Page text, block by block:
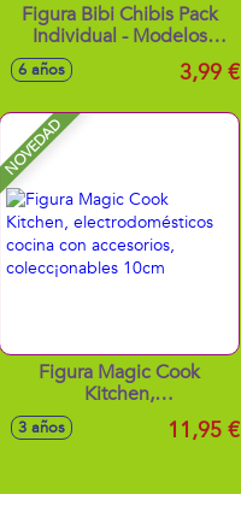
Figura Bibi Chibis Pack
Individual - Modelos
6 años 3,99 €
NOVEDAD
Figura Magic Cook
Kitchen,
electrodomésticos cocina
con accesorios,
3 años 11,95 €